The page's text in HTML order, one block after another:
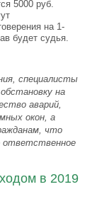
5000 руб.
на 1-
будет судья.
специалисты
на
аварий,
окон, а
что
ответственное
в 2019